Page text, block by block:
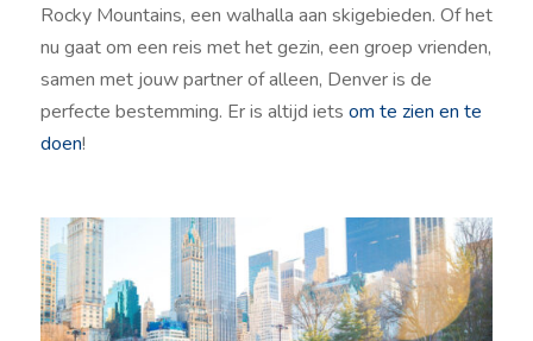
Rocky Mountains, een walhalla aan skigebieden. Of het
nu gaat om een reis met het gezin, een groep vrienden,
samen met jouw partner of alleen, Denver is de
perfecte bestemming. Er is altijd iets om te zien en te
doen!